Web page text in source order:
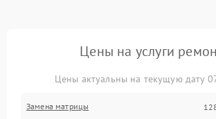
Цены на услуги
Цены актуальны на текущую дату
Замена матрицы